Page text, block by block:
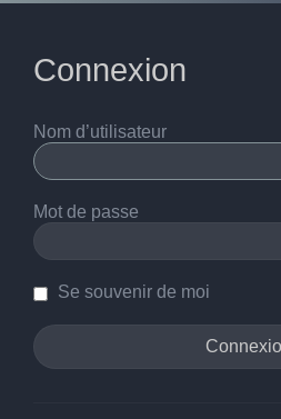
Connexion
Nom d’utilisateur
Mot de passe
Se souvenir de moi